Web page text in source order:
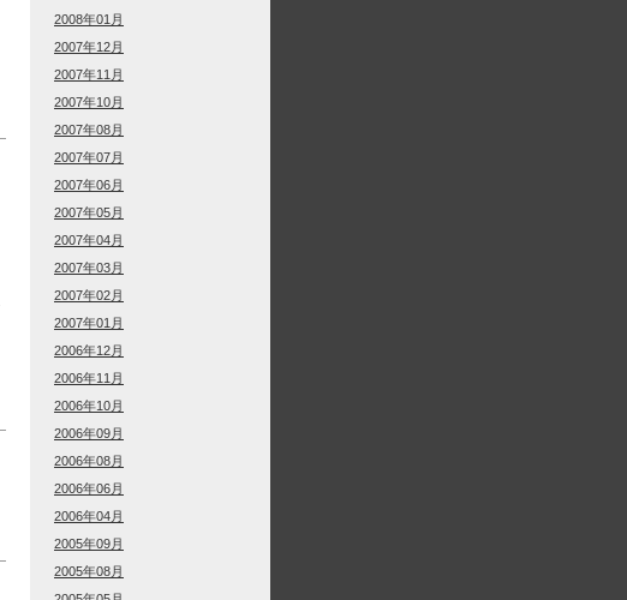
2008年01月
2007年12月
2007年11月
2007年10月
2007年08月
2007年07月
2007年06月
2007年05月
2007年04月
2007年03月
2007年02月
2007年01月
2006年12月
2006年11月
2006年10月
2006年09月
2006年08月
2006年06月
2006年04月
2005年09月
2005年08月